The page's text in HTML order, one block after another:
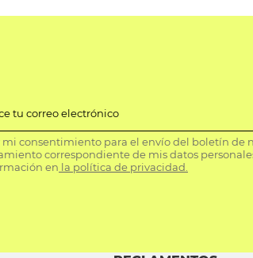
tu correo electrónico
mi consentimiento para el envío del boletín de
correspondiente de mis datos
en la política de privacidad.